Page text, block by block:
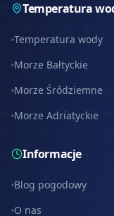
Temperatura
Temperatura wody
Morze Bałtyckie
Morze Śródziemne
Morze Adriatyckie
Informacje
Blog pogodowy
O nas